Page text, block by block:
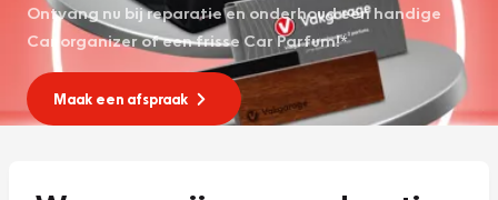
Ontvang nu bij reparatie en onderhoud een handige
Car organizer of een frisse Car Parfum!*
Maak een afspraak